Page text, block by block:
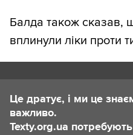
Балда також сказав,
вплинули ліки проти
Це дратує, і ми це
важливо.
Texty.org.ua